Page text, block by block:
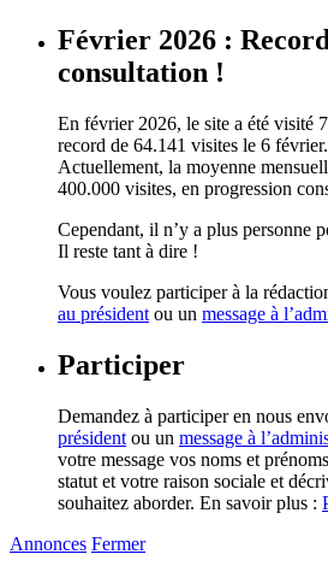
Février 2026 :
consultation !
En février 2026, le site a été visité
record de 64.141 visites le 6 février.
Actuellement, la moyenne
400.000 visites, en progression
Cependant, il n’y a plus personne
Il reste tant à dire !
Vous voulez participer à la
au président ou un message à
Participer
Demandez à participer en nous
président ou un message à
votre message vos noms et
statut et votre raison sociale et
souhaitez aborder. En savoir plus :
Annonces Fermer